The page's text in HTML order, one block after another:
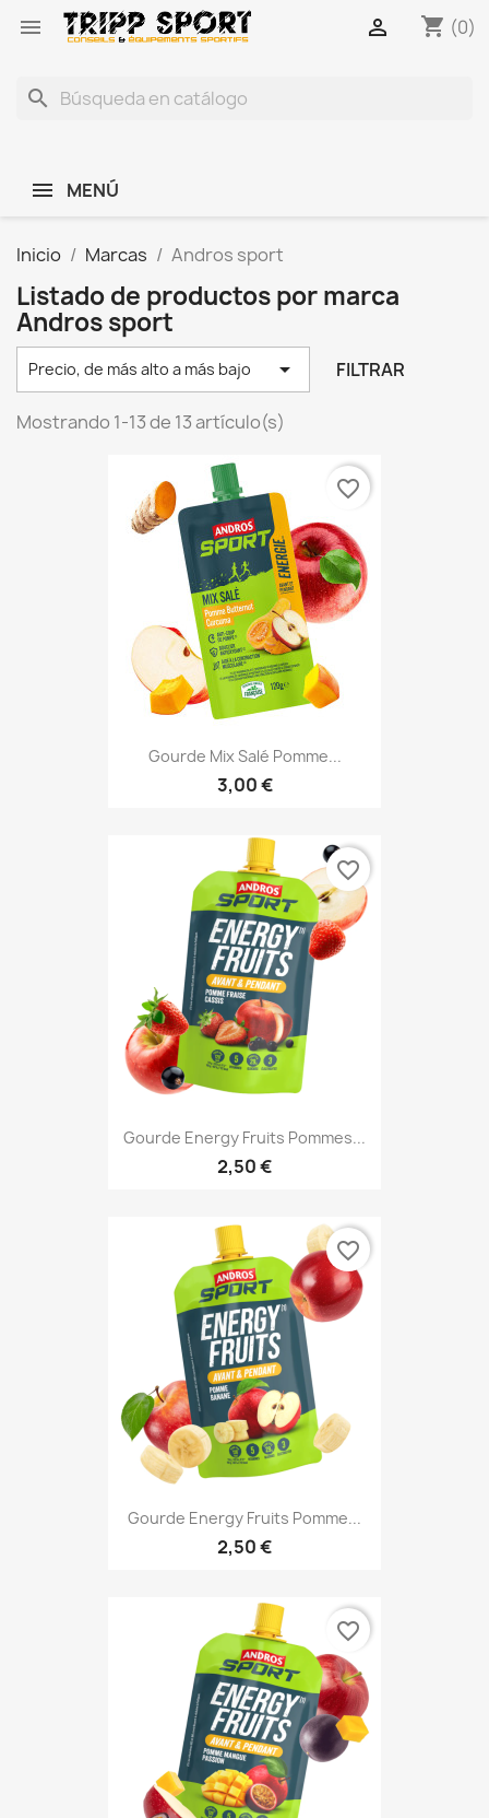
 shopping_cart (0)

search
MENÚ
Inicio Marcas Andros sport
Listado de productos por marca
Andros sport
Precio, de más alto a más bajo  FILTRAR
Mostrando 1-13 de 13 artículo(s)
Gourde Mix Salé Pomme...
3,00 €
favorite_border
Gourde Energy Fruits Pommes...
2,50 €
favorite_border
Gourde Energy Fruits Pomme...
2,50 €
favorite_border
favorite_border